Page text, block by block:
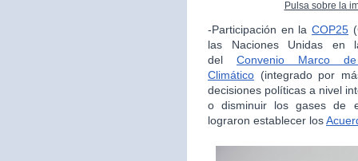
Pulsa sobre la
-Participación en laCOP25
las Naciones Unidas en
del Convenio Marco
Climático (integrado por
decisiones políticas a nivel
o disminuir los gases de
lograron establecer los